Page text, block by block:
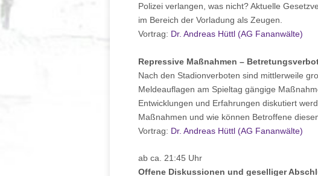
Polizei verlangen, was nicht? Aktuelle
im Bereich der Vorladung als Zeugen.
Vortrag: Dr. Andreas Hüttl (AG Fananwälte)
Repressive Maßnahmen –
Nach den Stadionverboten sind mittlerweile
Meldeauflagen am Spieltag gängige
Entwicklungen und Erfahrungen diskutiert
Maßnahmen und wie können Betroffene
Vortrag: Dr. Andreas Hüttl (AG Fananwälte)
ab ca. 21:45 Uhr
Offene Diskussionen und geselliger